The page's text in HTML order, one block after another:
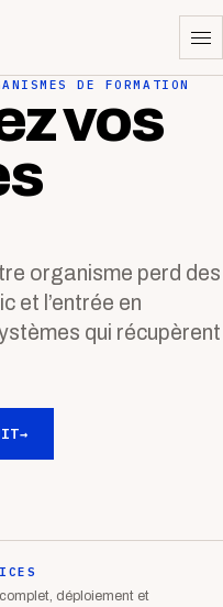
DE FORMATION
vos
organisme perd des
et l’entrée en
qui récupèrent
→
déploiement et